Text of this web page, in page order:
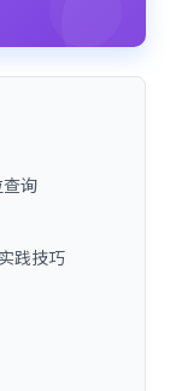
询
践技巧